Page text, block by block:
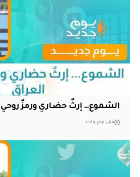
الشموع… إرثٌ حضاري ورمزٌ روحي
قبل يوم واحد